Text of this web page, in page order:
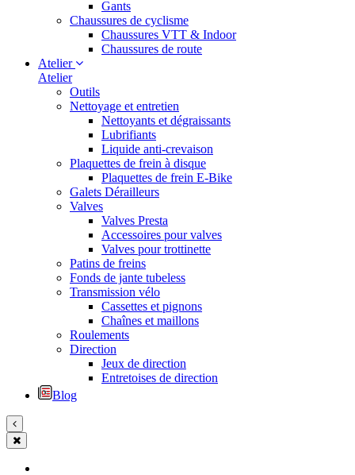
Gants
Chaussures de cyclisme
Chaussures VTT & Indoor
Chaussures de route
Atelier
Atelier
Outils
Nettoyage et entretien
Nettoyants et dégraissants
Lubrifiants
Liquide anti-crevaison
Plaquettes de frein à disque
Plaquettes de frein E-Bike
Galets Dérailleurs
Valves
Valves Presta
Accessoires pour valves
Valves pour trottinette
Patins de freins
Fonds de jante tubeless
Transmission vélo
Cassettes et pignons
Chaînes et maillons
Roulements
Direction
Jeux de direction
Entretoises de direction
Blog